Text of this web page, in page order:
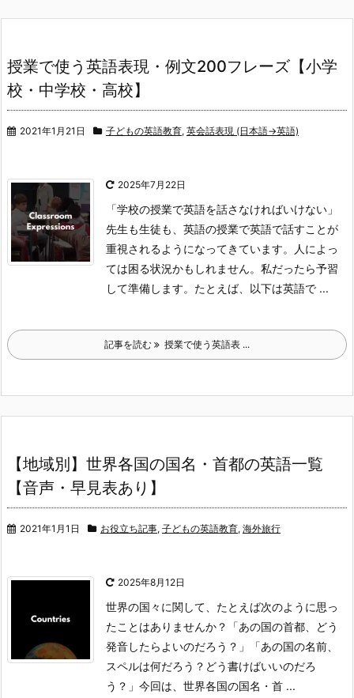
授業で使う英語表現・例文200フレーズ【小学
校・中学校・高校】
2021年1月21日 子どもの英語教育, 英会話表現 (日本語→英語)
2025年7月22日
「学校の授業で英語を話さなければいけない」
先生も生徒も、英語の授業で英語で話すことが
重視されるようになってきています。人によっ
ては困る状況かもしれません。私だったら予習
して準備します。 たとえば、以下は英語で ...
記事を読む 授業で使う英語表 ...
【地域別】世界各国の国名・首都の英語一覧
【音声・早見表あり】
2021年1月1日 お役立ち記事, 子どもの英語教育, 海外旅行
2025年8月12日
世界の国々に関して、たとえば次のように思っ
たことはありませんか？
「あの国の首都、どう
発音したらよいのだろう？」
「あの国の名前、
スペルは何だろう？どう書けばいいのだろ
う？」 今回は、世界各国の国名・首 ...